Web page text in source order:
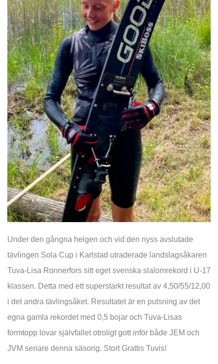
Under den gångna helgen och vid den nyss avslutade
tävlingen Sola Cup i Karlstad utraderade landslagsåkaren
Tuva-Lisa Ronnerfors sitt eget svenska slalomrekord i U-17
klassen. Detta med ett superstarkt resultat av 4,50/55/12,00
i det andra tävlingsåket. Resultatet är en putsning av det
egna gamla rekordet med 0,5 bojar och Tuva-Lisas
formtopp lovar självfallet otroligt gott inför både JEM och
JVM senare denna säsong. Stort Grattis Tuvis!